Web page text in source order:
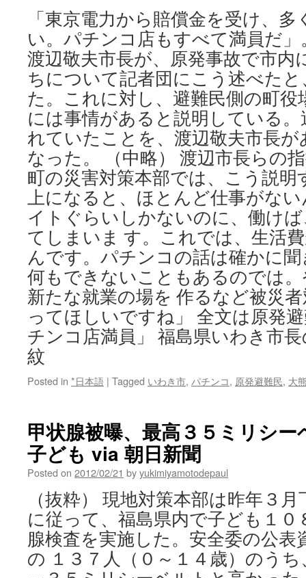
「東京電力から賠償金を受け、
い。パチンコ店もすべて満員だ
渡辺敬夫市長が、原発事故で市内
ちについて記者団にこう述べた
た。これに対し、避難民側の町
には事情があると説明している
れていたことを、渡辺敬夫市長
なった。 （中略） 渡辺市長らの
町の災害対策本部では、こう説明
上になると、ほとんど仕事がな
イトぐらいしかないのに、働け
てしまいま す。これでは、生活
んです。パチンコの話は確かに
何もできないこともあるのでは
新たな就業の場を 作るなど被災
ってほしいですね」 全文は原発
チンコ店満員」 福島県いわき市
紋
Posted in *日本語 | Tagged いわき市, パチンコ, 原発避難民, 大
甲状腺被曝、最高３５ミリシ
子ども via 朝日新聞
Posted on 2012/02/21 byyukimiyamotodepaul
（抜粋） 現地対策本部は昨年３
に従って、福島県内で子ども１
腺検査を実施した。安全委の公
の １３７人（０～１４歳）のう